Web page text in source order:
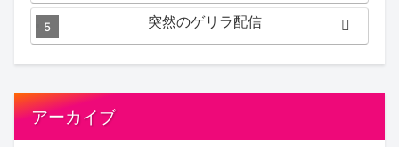
突然のゲリラ配信
アーカイブ